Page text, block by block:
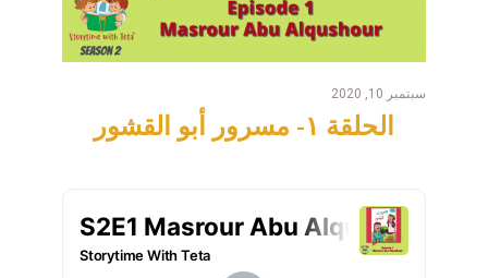
سبتمبر 10, 2020
الحلقة ١- مسرور أبو القشور